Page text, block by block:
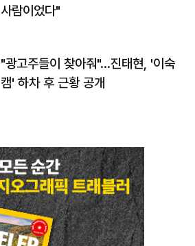
사람이었다"
"광고주들이 찾아줘"…진태현, '이숙
캠' 하차 후 근황 공개